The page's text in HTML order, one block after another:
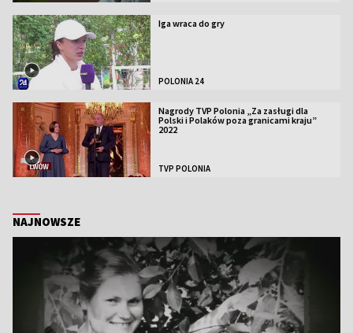
Iga wraca do gry
POLONIA 24
Nagrody TVP Polonia „Za zasługi dla
Polski i Polaków poza granicami kraju”
2022
TVP POLONIA
NAJNOWSZE